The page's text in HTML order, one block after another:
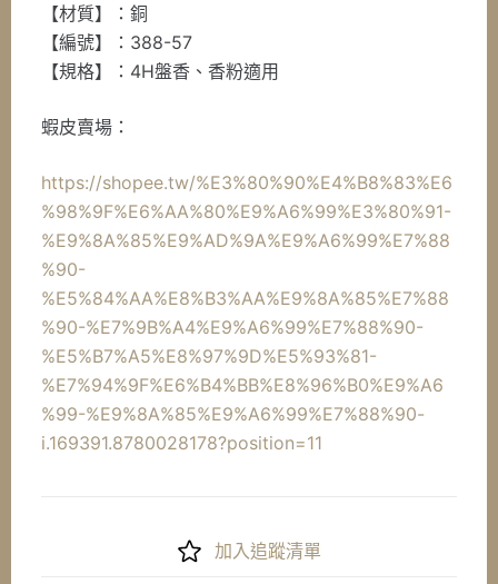
【材質】：銅
【編號】：388-57
【規格】：4H盤香、香粉適用
蝦皮賣場：
https://shopee.tw/%E3%80%90%E4%B8%83%E6
%98%9F%E6%AA%80%E9%A6%99%E3%80%91-
%E9%8A%85%E9%AD%9A%E9%A6%99%E7%88
%90-
%E5%84%AA%E8%B3%AA%E9%8A%85%E7%88
%90-%E7%9B%A4%E9%A6%99%E7%88%90-
%E5%B7%A5%E8%97%9D%E5%93%81-
%E7%94%9F%E6%B4%BB%E8%96%B0%E9%A6
%99-%E9%8A%85%E9%A6%99%E7%88%90-
i.169391.8780028178?position=11
加入追蹤清單